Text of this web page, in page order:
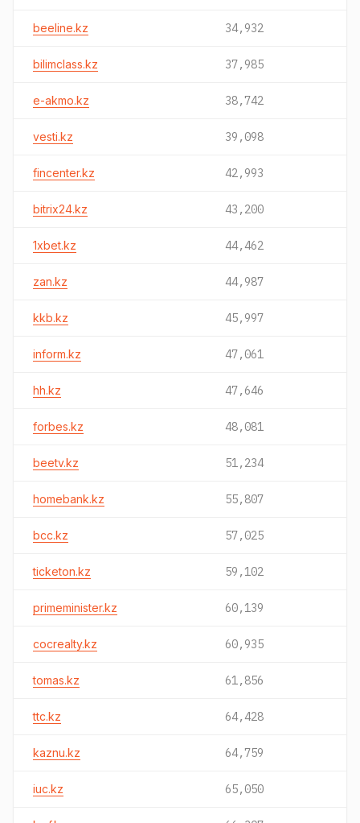
beeline.kz 34,932
bilimclass.kz 37,985
e-akmo.kz 38,742
vesti.kz 39,098
fincenter.kz 42,993
bitrix24.kz 43,200
1xbet.kz 44,462
zan.kz 44,987
kkb.kz 45,997
inform.kz 47,061
hh.kz 47,646
forbes.kz 48,081
beetv.kz 51,234
homebank.kz 55,807
bcc.kz 57,025
ticketon.kz 59,102
primeminister.kz 60,139
cocrealty.kz 60,935
tomas.kz 61,856
ttc.kz 64,428
kaznu.kz 64,759
iuc.kz 65,050